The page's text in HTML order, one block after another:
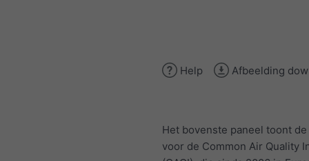
Help Afbeelding
Het bovenste paneel toont
voor de Common Air Quality